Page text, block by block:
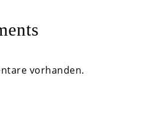
vorhanden.